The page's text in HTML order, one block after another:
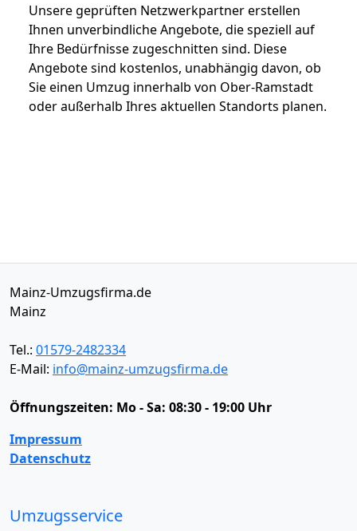
Unsere geprüften Netzwerkpartner erstellen
Ihnen unverbindliche Angebote, die speziell auf
Ihre Bedürfnisse zugeschnitten sind. Diese
Angebote sind kostenlos, unabhängig davon, ob
Sie einen Umzug innerhalb von Ober-Ramstadt
oder außerhalb Ihres aktuellen Standorts planen.
Mainz-Umzugsfirma.de
Mainz
Tel.: 01579-2482334
E-Mail: info@mainz-umzugsfirma.de
Öffnungszeiten: Mo - Sa: 08:30 - 19:00 Uhr
Impressum
Datenschutz
Umzugsservice